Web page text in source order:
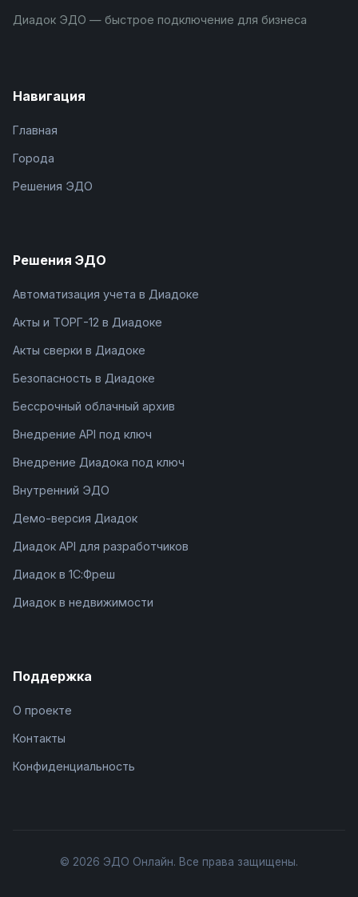
Диадок ЭДО — быстрое подключение для бизнеса
Навигация
Главная
Города
Решения ЭДО
Решения ЭДО
Автоматизация учета в Диадоке
Акты и ТОРГ-12 в Диадоке
Акты сверки в Диадоке
Безопасность в Диадоке
Бессрочный облачный архив
Внедрение API под ключ
Внедрение Диадока под ключ
Внутренний ЭДО
Демо-версия Диадок
Диадок API для разработчиков
Диадок в 1С:Фреш
Диадок в недвижимости
Поддержка
О проекте
Контакты
Конфиденциальность
© 2026 ЭДО Онлайн. Все права защищены.